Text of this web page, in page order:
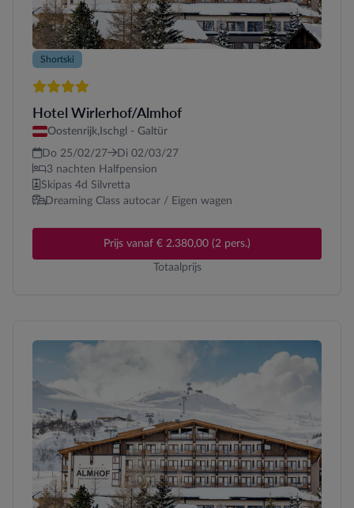
Shortski
4 sterren
Hotel Wirlerhof/Almhof
Oostenrijk,Ischgl - Galtür
Do 25/02/27
Di 02/03/27
3 nachten Halfpension
Skipas 4d Silvretta
Dreaming Class autocar / Eigen wagen
Prijs vanaf € 2.380,00 (2 pers.)
Totaalprijs